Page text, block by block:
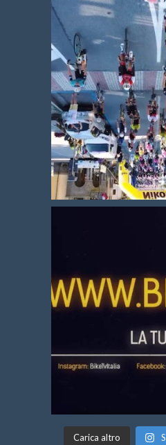
Carica altro